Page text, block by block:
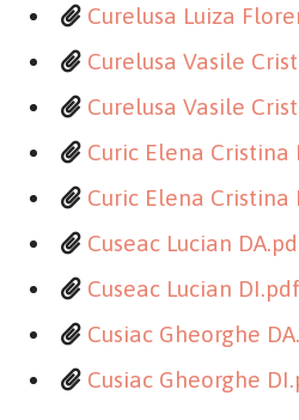
Curelusa Luiza
Curelusa Vasile
Curelusa Vasile
Curic Elena Cristina
Curic Elena Cristina
Cuseac Lucian
Cuseac Lucian DI.pdf
Cusiac Gheorghe
Cusiac Gheorghe